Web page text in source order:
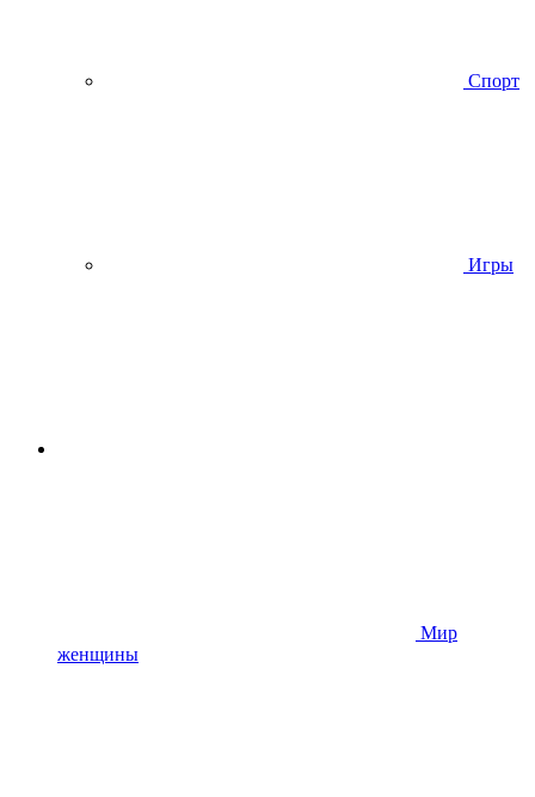
Спорт
Игры
Мир
женщины